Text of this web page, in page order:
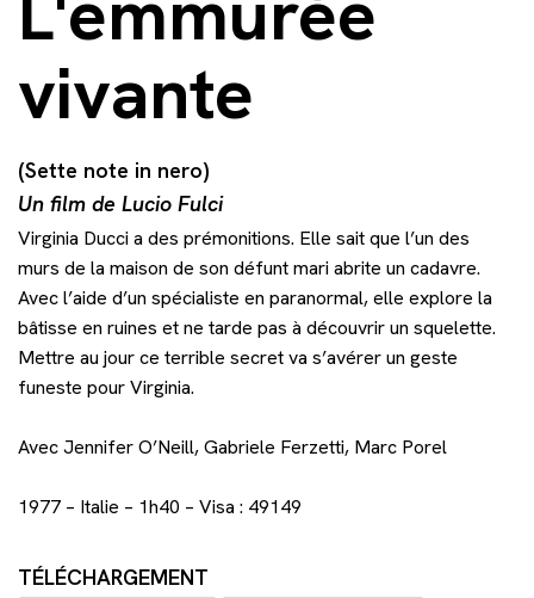
vivante
(Sette note in nero)
Un film de Lucio Fulci
Virginia Ducci a des prémonitions. Elle sait que l’un des
murs de la maison de son défunt mari abrite un cadavre.
Avec l’aide d’un spécialiste en paranormal, elle explore la
bâtisse en ruines et ne tarde pas à découvrir un squelette.
Mettre au jour ce terrible secret va s’avérer un geste
funeste pour Virginia.
Avec Jennifer O’Neill, Gabriele Ferzetti, Marc Porel
1977 – Italie – 1h40 – Visa : 49149
TÉLÉCHARGEMENT